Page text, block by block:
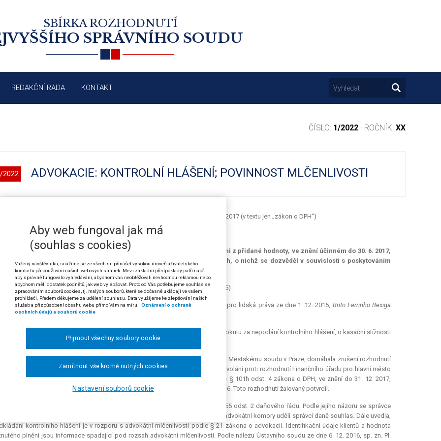
SBÍRKA ROZHODNUTÍ
SPRÁVNÍHO SOUDU
REDAKČNÍ RADA KONTAKT
ČÍSLO: 1/2022 · ROČNÍK: XX
2022 ADVOKACIE: KONTROLNÍ HLÁŠENÍ; POVINNOST MLČENLIVOSTI
zákona č. 235/2004 Sb., o dani z přidané hodnoty, ve znění účinném do 30. 6. 2017 (v textu jen „zákon o DPH“)
1 a 5 zákona č. 85/1996 Sb., o advokacii
podat kontrolní hlášení podle § 101c zákona č. 235/2004 Sb., o dani z přidané hodnoty, ve znění účinném do 30. 6. 2017,
rozporu s povinností advokáta zachovávat mlčenlivost o skutečnostech, o nichž se dozvěděl v souvislosti s poskytováním
služeb (§ 21 odst. 1 a 5 zákona č. 85/1996 Sb., o advokacii).
rozsudku Nejvyššího správního soudu ze dne 20. 10. 2021, čj. 1 Afs 423/2020-35)
nález Ústavního soudu č. 40/2017 Sb.; rozsudek Evropského soudu pro lidská práva ze dne 1. 12. 2015, Brito Ferrinho Bexiga
proti Portugalsku(stížnost č. 69436/10).
Partners s.r.o. advokátní kancelář proti Odvolacímu finančnímu ředitelství o pokutu za nepodání kontrolního hlášení, o kasační stížnosti
se žalobou podanou u Krajského soudu v Brně, následně postoupenou Městskému soudu v Praze, domáhala zrušení rozhodnutí
Odvolacího finančního ředitelství ze dne 7. 9. 2017. Tím žalovaný zamítl odvolání proti rozhodnutí Finančního úřadu pro hlavní město
dne 6. 4. 2017, jímž byla žalobci podle § 101h odst. 1 písm. d) ve spojení s § 101h odst. 4 zákona o DPH, ve znění do 31. 12. 2017,
pokuta ve výši 50 000 Kč za nepodání kontrolního hlášení za období leden 2016. Toto rozhodnutí žalovaný potvrdil.
namítla, že žalovaný se nedostatečně vypořádal s námitkou aplikace 255 odst. 2 daňového řádu. Podle jejího názoru se správce
s obsahem kontrolního hlášení seznámit teprve poté, co zástupce České advokátní komory udělí správci daně souhlas. Dále uvedla,
kontrolního hlášení je v rozporu s advokátní mlčenlivostí podle § 21 zákona o advokacii. Identifikační údaje klientů a hodnota
plnění jsou informace spadající pod rozsah advokátní mlčenlivosti. Podle nálezu Ústavního soudu ze dne 6. 12. 2016, sp. zn. Pl.
Aby web fungoval jak má
(souhlas s cookies)
Vážený návštěvníku, snažíme se ze všech sil přinášet vysokou úroveň uživatelského
komfortu při používání našich webových stránek. Mezi základní předpoklady patří např.
aby správně fungovalo vyhledávání, abychom vás neobtěžovali nevhodnou reklamou nebo
abychom měli dostatek podnětů, jak web vylepšovat. Proto od Vás potřebujeme souhlas se
zpracováním souborů cookies, tj. malých souborů, které se dočasně ukládají ve vašem
prohlížeči. Předem děkujeme za udělení souhlasu. Data využijeme ke zlepšování našich
služeb a přizpůsobení obsahu webu přímo Vám na míru. Oznámení o ochraně
osobních údajů a souborů cookie
Nastavení souborů cookie
Zamítnout vše kromě nutných cookies
Přijmout všechny soubory cookie